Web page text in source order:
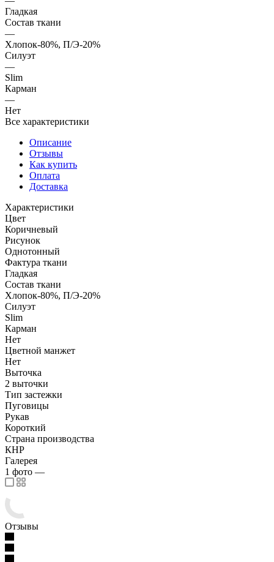
Гладкая
Состав ткани
—
Хлопок-80%, П/Э-20%
Силуэт
—
Slim
Карман
—
Нет
Все характеристики
Описание
Отзывы
Как купить
Оплата
Доставка
Характеристики
Цвет
Коричневый
Рисунок
Однотонный
Фактура ткани
Гладкая
Состав ткани
Хлопок-80%, П/Э-20%
Силуэт
Slim
Карман
Нет
Цветной манжет
Нет
Выточка
2 выточки
Тип застежки
Пуговицы
Рукав
Короткий
Страна производства
КНР
Галерея
1 фото —
Отзывы